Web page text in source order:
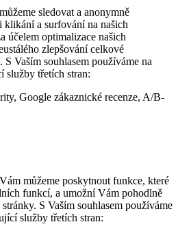
sledovat a anonymně
klikání a surfování na našich
účelem optimalizace našich
zlepšování celkové
S Vaším souhlasem používáme na
služby třetích stran:
Google zákaznické recenze, A/B-
můžeme poskytnout funkce, které
funkcí, a umožní Vám pohodlně
S Vaším souhlasem používáme
služby třetích stran: